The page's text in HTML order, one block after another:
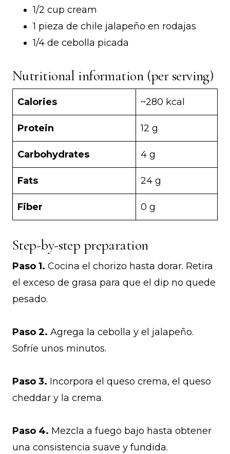
1/2 cup cream
1 pieza de chile jalapeño en rodajas
1/4 de cebolla picada
Nutritional information (per serving)
Calories ~280 kcal
Protein 12 g
Carbohydrates 4 g
Fats 24 g
Fiber 0 g
Step-by-step preparation
Paso 1. Cocina el chorizo hasta dorar. Retira
el exceso de grasa para que el dip no quede
pesado.
Paso 2. Agrega la cebolla y el jalapeño.
Sofríe unos minutos.
Paso 3. Incorpora el queso crema, el queso
cheddar y la crema.
Paso 4. Mezcla a fuego bajo hasta obtener
una consistencia suave y fundida.